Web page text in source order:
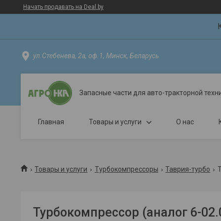
Начать продавать на Deal.by
ул.Стебенева, 2а, оф.1, Минск, Беларусь
Запасные части для авто-тракторной
Главная Товары и услуги О нас
Товары и услуги Турбокомпрессоры Таврия-турбо
Турбокомпрессор (аналог 6-